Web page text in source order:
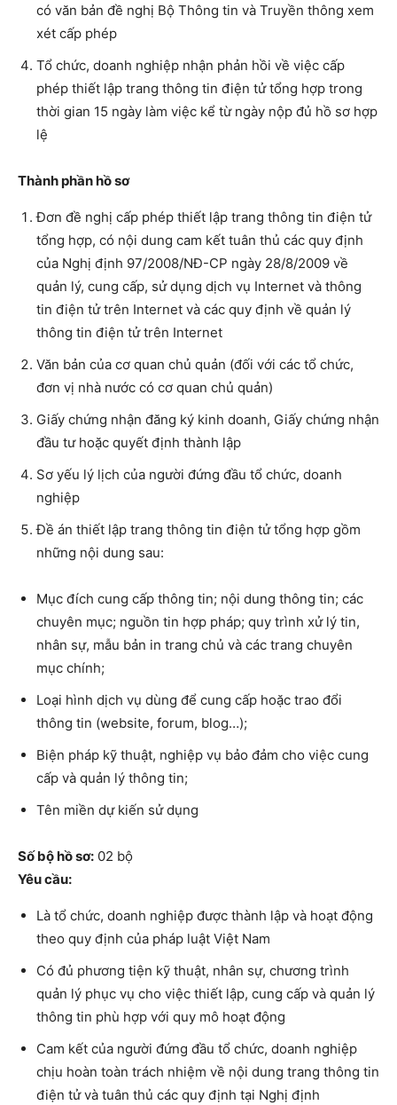
có văn bản đề nghị Bộ Thông tin và Truyền thông xem
xét cấp phép
Tổ chức, doanh nghiệp nhận phản hồi về việc cấp
phép thiết lập trang thông tin điện tử tổng hợp trong
thời gian 15 ngày làm việc kể từ ngày nộp đủ hồ sơ hợp
lệ
Thành phần hồ sơ
Đơn đề nghị cấp phép thiết lập trang thông tin điện tử
tổng hợp, có nội dung cam kết tuân thủ các quy định
của Nghị định 97/2008/NĐ-CP ngày 28/8/2009 về
quản lý, cung cấp, sử dụng dịch vụ Internet và thông
tin điện tử trên Internet và các quy định về quản lý
thông tin điện tử trên Internet
Văn bản của cơ quan chủ quản (đối với các tổ chức,
đơn vị nhà nước có cơ quan chủ quản)
Giấy chứng nhận đăng ký kinh doanh, Giấy chứng nhận
đầu tư hoặc quyết định thành lập
Sơ yếu lý lịch của người đứng đầu tổ chức, doanh
nghiệp
Đề án thiết lập trang thông tin điện tử tổng hợp gồm
những nội dung sau:
Mục đích cung cấp thông tin; nội dung thông tin; các
chuyên mục; nguồn tin hợp pháp; quy trình xử lý tin,
nhân sự, mẫu bản in trang chủ và các trang chuyên
mục chính;
Loại hình dịch vụ dùng để cung cấp hoặc trao đổi
thông tin (website, forum, blog…);
Biện pháp kỹ thuật, nghiệp vụ bảo đảm cho việc cung
cấp và quản lý thông tin;
Tên miền dự kiến sử dụng
Số bộ hồ sơ: 02 bộ
Yêu cầu:
Là tổ chức, doanh nghiệp được thành lập và hoạt động
theo quy định của pháp luật Việt Nam
Có đủ phương tiện kỹ thuật, nhân sự, chương trình
quản lý phục vụ cho việc thiết lập, cung cấp và quản lý
thông tin phù hợp với quy mô hoạt động
Cam kết của người đứng đầu tổ chức, doanh nghiệp
chịu hoàn toàn trách nhiệm về nội dung trang thông tin
điện tử và tuân thủ các quy định tại Nghị định